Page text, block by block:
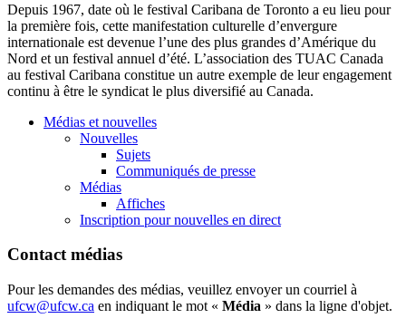
Depuis 1967, date où le festival Caribana de Toronto a eu lieu pour
la première fois, cette manifestation culturelle d’envergure
internationale est devenue l’une des plus grandes d’Amérique du
Nord et un festival annuel d’été. L’association des TUAC Canada
au festival Caribana constitue un autre exemple de leur engagement
continu à être le syndicat le plus diversifié au Canada.
Médias et nouvelles
Nouvelles
Sujets
Communiqués de presse
Médias
Affiches
Inscription pour nouvelles en direct
Contact médias
Pour les demandes des médias, veuillez envoyer un courriel à
ufcw@ufcw.ca en indiquant le mot « Média » dans la ligne d'objet.